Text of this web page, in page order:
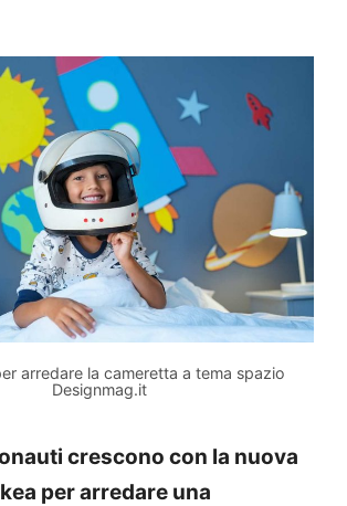
arredare la cameretta a tema spazio
Designmag.it
crescono con la nuova
per arredare una